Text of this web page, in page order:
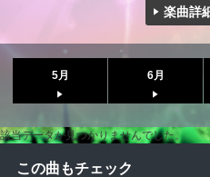
楽曲詳
5月 6月
該当データが見つかりませんでした。
この曲もチェック